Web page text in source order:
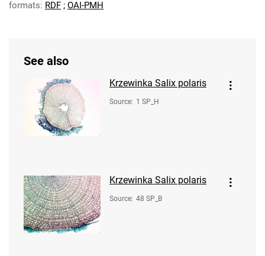
formats: RDF ; OAI-PMH
See also
Krzewinka Salix polaris
Source: 1 SP_H
Krzewinka Salix polaris
Source: 48 SP_B